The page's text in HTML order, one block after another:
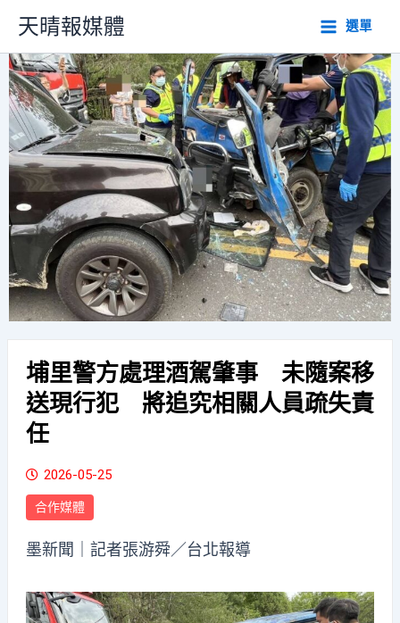
主
要
內
容
天晴報媒體 選單
埔里警方處理酒駕肇事 未隨案移
送現行犯 將追究相關人員疏失責
任
2026-05-25
合作媒體
墨新聞 ｜記者張游舜／台北報導